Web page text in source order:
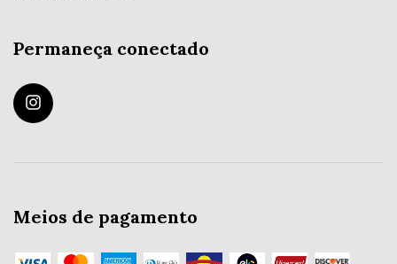
Permaneça conectado
Meios de pagamento